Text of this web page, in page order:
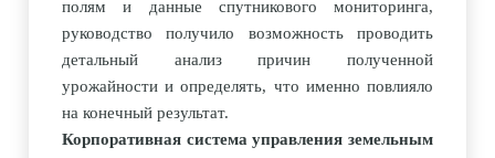
полям и данные спутникового мониторинга,
руководство получило возможность проводить
детальный анализ причин полученной
урожайности и определять, что именно повлияло
на конечный результат.
Корпоративная система управления земельным